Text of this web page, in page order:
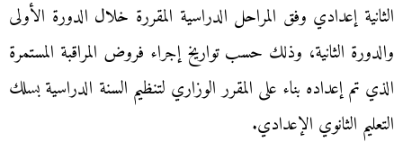
الثانية إعدادي وفق المراحل الدراسية المقررة خلال الدورة الأولى
والدورة الثانية، وذلك حسب تواريخ إجراء فروض المراقبة المستمرة
الذي تم إعداده بناء على المقرر الوزاري لتنظيم السنة الدراسية بسلك
التعليم الثانوي الإعدادي.